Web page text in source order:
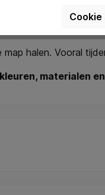
opening
halen. Vooral
materialen